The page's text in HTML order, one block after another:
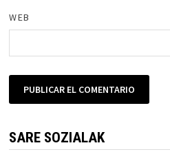
WEB
SARE SOZIALAK